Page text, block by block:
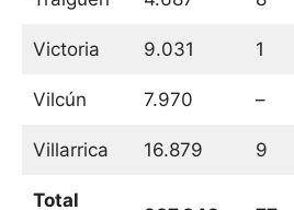
Victoria 9.031 1
Vilcún 7.970 –
Villarrica 16.879 9
Total